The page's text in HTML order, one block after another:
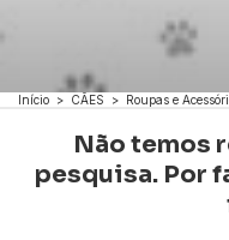
Início > CÃES > Roupas e
Não temos
pesquisa. Por